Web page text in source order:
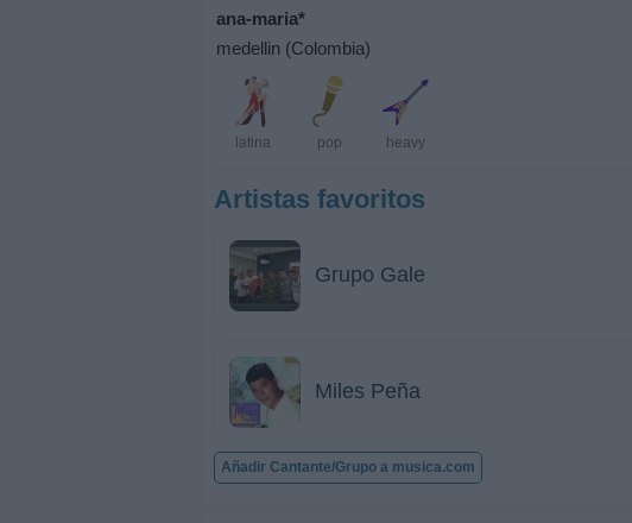
ana-maria*
medellin (Colombia)
latina pop heavy
Artistas favoritos
Grupo Gale
Miles Peña
Añadir Cantante/Grupo a musica.com